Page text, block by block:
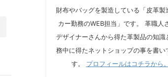
財布やバッグを製造している「皮革製
カー勤務のWEB担当」です。 革職人
デザイナーさんから得た革製品の知識
務中に得たネットショップの事を書い
す。 プロフィールはコチラから。